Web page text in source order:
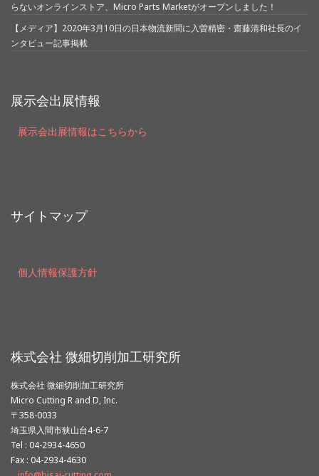
らないオンラインストア、Micro Parts Marketがオープンしました！
【メディア】2020年3月10日の日本物流新聞に入曽精密・齋藤清和社長のイ
ンタビュー記事掲載
展示会出展情報
展示会出展情報はこちらから
サイトマップ
個人情報保護方針
株式会社 微細切削加工研究所
株式会社 微細切削加工研究所
Micro Cutting R and D, Inc.
〒358-0033
埼玉県入間市狭山台4-6-7
Tel : 04-2934-4650
Fax : 04-2934-4630